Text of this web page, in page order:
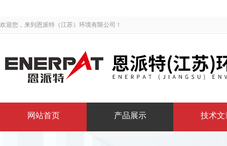
欢迎您，来到恩派特（江苏）环境有限公司！
网站首页 产品展示 技术文